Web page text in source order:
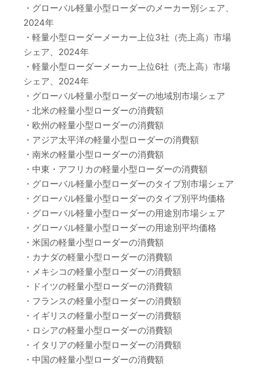
・グローバル軽量小型ローダーのメーカー別シェア、
2024年
・軽量小型ローダーメーカー上位3社（売上高）市場
シェア、2024年
・軽量小型ローダーメーカー上位6社（売上高）市場
シェア、2024年
・グローバル軽量小型ローダーの地域別市場シェア
・北米の軽量小型ローダーの消費額
・欧州の軽量小型ローダーの消費額
・アジア太平洋の軽量小型ローダーの消費額
・南米の軽量小型ローダーの消費額
・中東・アフリカの軽量小型ローダーの消費額
・グローバル軽量小型ローダーのタイプ別市場シェア
・グローバル軽量小型ローダーのタイプ別平均価格
・グローバル軽量小型ローダーの用途別市場シェア
・グローバル軽量小型ローダーの用途別平均価格
・米国の軽量小型ローダーの消費額
・カナダの軽量小型ローダーの消費額
・メキシコの軽量小型ローダーの消費額
・ドイツの軽量小型ローダーの消費額
・フランスの軽量小型ローダーの消費額
・イギリスの軽量小型ローダーの消費額
・ロシアの軽量小型ローダーの消費額
・イタリアの軽量小型ローダーの消費額
・中国の軽量小型ローダーの消費額